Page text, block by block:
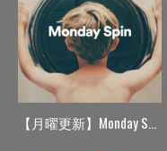
【月曜更新】Monday Spin